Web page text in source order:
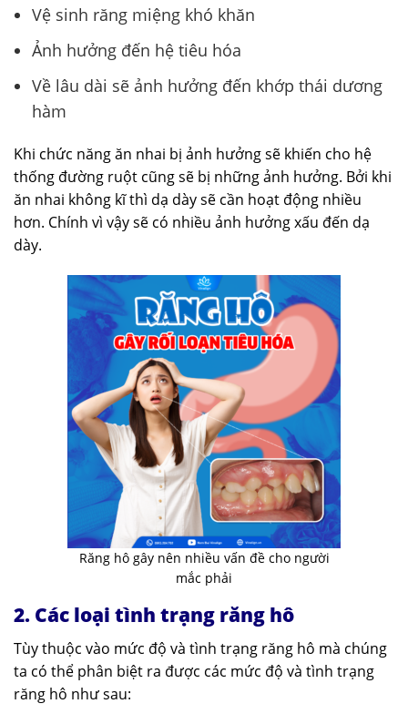
Vệ sinh răng miệng khó khăn
Ảnh hưởng đến hệ tiêu hóa
Về lâu dài sẽ ảnh hưởng đến khớp thái dương
hàm
Khi chức năng ăn nhai bị ảnh hưởng sẽ khiến cho hệ
thống đường ruột cũng sẽ bị những ảnh hưởng. Bởi khi
ăn nhai không kĩ thì dạ dày sẽ cần hoạt động nhiều
hơn. Chính vì vậy sẽ có nhiều ảnh hưởng xấu đến dạ
dày.
Răng hô gây nên nhiều vấn đề cho người
mắc phải
2. Các loại tình trạng răng hô
Tùy thuộc vào mức độ và tình trạng răng hô mà chúng
ta có thể phân biệt ra được các mức độ và tình trạng
răng hô như sau: